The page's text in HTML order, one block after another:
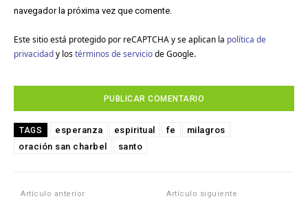
navegador la próxima vez que comente.
Este sitio está protegido por reCAPTCHA y se aplican la política de
privacidady los términos de serviciode Google.
TAGS esperanza espiritual fe
milagros
oración san charbel
santo
Artículo anterior Artículo siguiente